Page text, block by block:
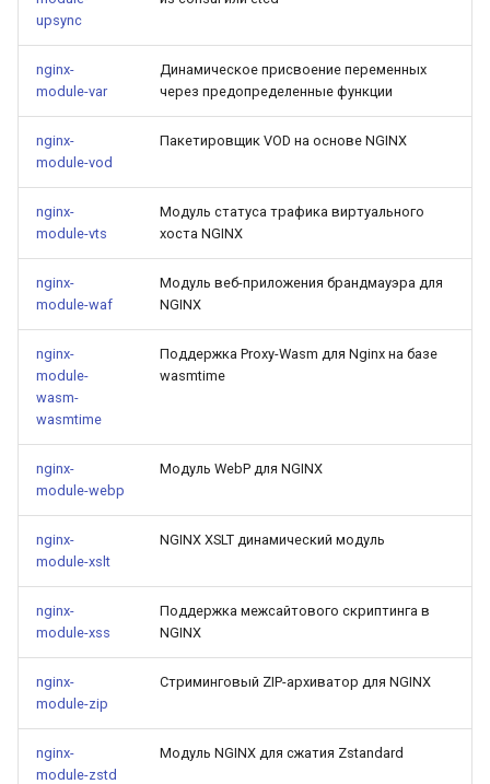
upsync
nginx-
module-var
Динамическое присвоение переменных
через предопределенные функции
nginx-
module-vod
Пакетировщик VOD на основе NGINX
nginx-
module-vts
Модуль статуса трафика виртуального
хоста NGINX
nginx-
module-waf
Модуль веб-приложения брандмауэра для
NGINX
nginx-
module-
wasm-
wasmtime
Поддержка Proxy-Wasm для Nginx на базе
wasmtime
nginx-
module-webp
Модуль WebP для NGINX
nginx-
module-xslt
NGINX XSLT динамический модуль
nginx-
module-xss
Поддержка межсайтового скриптинга в
NGINX
nginx-
module-zip
Стриминговый ZIP-архиватор для NGINX
nginx-
module-zstd
Модуль NGINX для сжатия Zstandard